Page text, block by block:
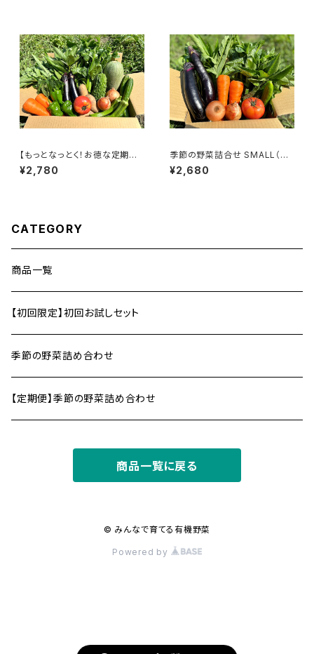
【もっとなっとく！お徳な定期便
＜隔週＞】季節の野菜詰合せ R
EGULAR（10～13袋）
¥2,780
季節の野菜詰合せ SMALL（7
袋〜9袋）
¥2,680
CATEGORY
商品一覧
【初回限定】初回お試しセット
季節の野菜詰め合わせ
【定期便】季節の野菜詰め合わせ
商品一覧に戻る
© みんなで育てる有機野菜
Powered by